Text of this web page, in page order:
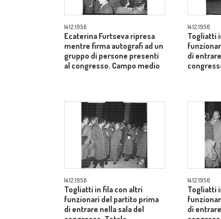
14.12.1956
Ecaterina Furtseva ripresa
mentre firma autografi ad un
gruppo di persone presenti
al congresso. Campo medio
14.12.1956
Togliatti
di
14.12.1956
Togliatti in fila con altri
funzionari del partito prima
di entrare nella sala del
14.12.1956
Togliatti
di